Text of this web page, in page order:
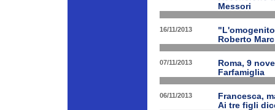
Messori
16/11/2013
Roberto
07/11/2013
Roma, 9
Farfamiglia
06/11/2013
Francesca,
Ai tre figli